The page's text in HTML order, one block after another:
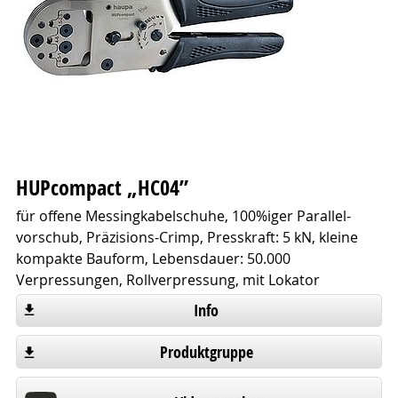
HUPcompact „HC04”
für offene Messingkabelschuhe, 100%iger Parallel-
vorschub, Präzisions-Crimp, Presskraft: 5 kN, kleine
kompakte Bauform, Lebensdauer: 50.000
Verpressungen, Rollverpressung, mit Lokator
Info
Produktgruppe